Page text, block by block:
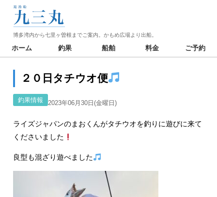
博多湾内から七里ヶ曽根までご案内。かもめ広場より出船。
ホーム 釣果 船舶 料金 ご予約
２０日タチウオ便
釣果情報 2023年06月30日(金曜日)
ライズジャパンのまおくんがタチウオを釣りに遊びに来て
くださいました
良型も混ざり遊べました